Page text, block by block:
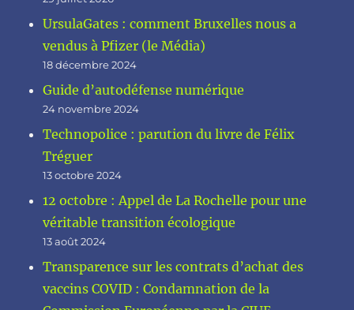
UrsulaGates : comment Bruxelles nous a
vendus à Pfizer (le Média)
18 décembre 2024
Guide d’autodéfense numérique
24 novembre 2024
Technopolice : parution du livre de Félix
Tréguer
13 octobre 2024
12 octobre : Appel de La Rochelle pour une
véritable transition écologique
13 août 2024
Transparence sur les contrats d’achat des
vaccins COVID : Condamnation de la